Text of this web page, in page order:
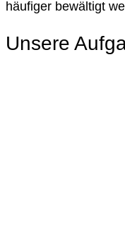
häufiger bewältigt
Unsere